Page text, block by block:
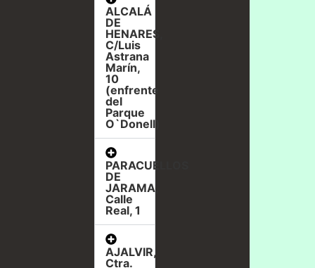
ALCALÁ
DE
HENARES,
C/Luis
Astrana
Marín,
10
(enfrente
del
Parque
O`Donell)
PARACUELLOS
DE
JARAMA,
Calle
Real, 1
AJALVIR,
Ctra.